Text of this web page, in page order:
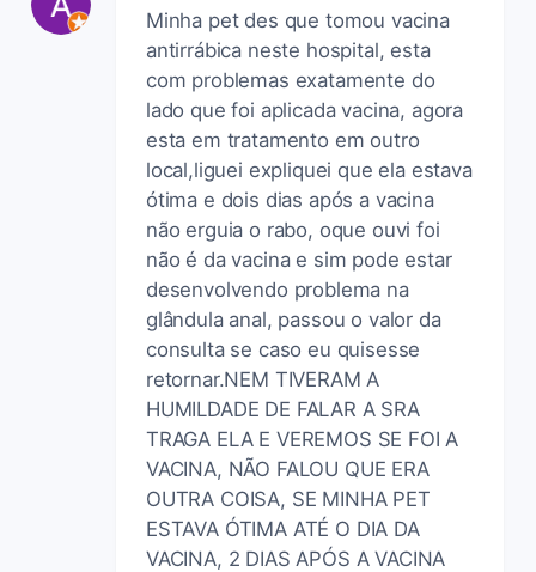
Minha pet des que tomou vacina
antirrábica neste hospital, esta
com problemas exatamente do
lado que foi aplicada vacina, agora
esta em tratamento em outro
local,liguei expliquei que ela estava
ótima e dois dias após a vacina
não erguia o rabo, oque ouvi foi
não é da vacina e sim pode estar
desenvolvendo problema na
glândula anal, passou o valor da
consulta se caso eu quisesse
retornar.NEM TIVERAM A
HUMILDADE DE FALAR A SRA
TRAGA ELA E VEREMOS SE FOI A
VACINA, NÃO FALOU QUE ERA
OUTRA COISA, SE MINHA PET
ESTAVA ÓTIMA ATÉ O DIA DA
VACINA, 2 DIAS APÓS A VACINA